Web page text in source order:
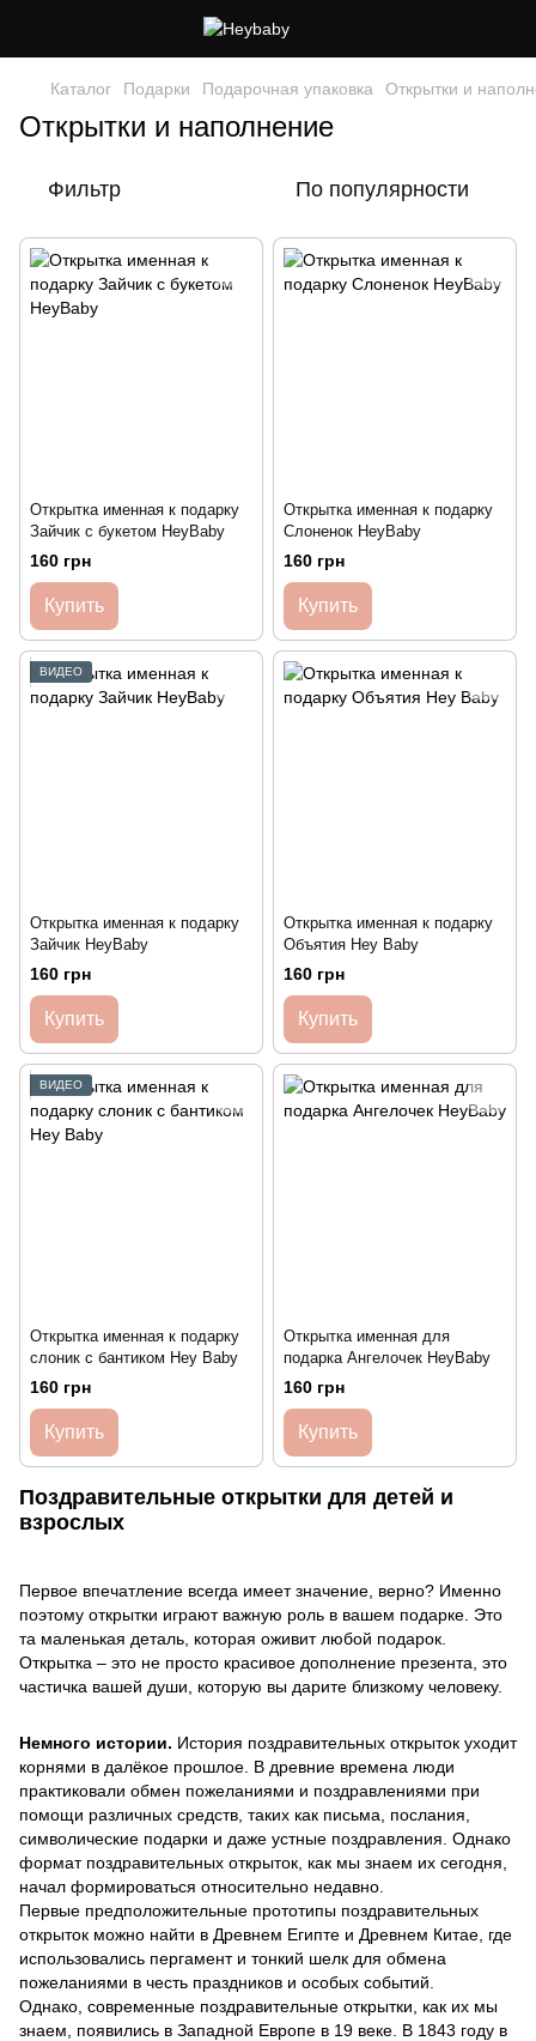
Каталог Подарки Подарочная упаковка Открытки и
Открытки и наполнение
Фильтр По популярности
Открытка именная к подарку
Зайчик с букетом HeyBaby
160 грн
Купить
Открытка именная к подарку
Слоненок HeyBaby
160 грн
Купить
ВИДЕО
Открытка именная к подарку
Зайчик HeyBaby
160 грн
Купить
Открытка именная к подарку
Объятия Hey Baby
160 грн
Купить
ВИДЕО
Открытка именная к подарку
слоник с бантиком Hey Baby
160 грн
Купить
Открытка именная для
подарка Ангелочек HeyBaby
160 грн
Купить
Поздравительные открытки для детей и
взрослых
Первое впечатление всегда имеет значение, верно? Именно
поэтому открытки играют важную роль в вашем подарке. Это
та маленькая деталь, которая оживит любой подарок.
Открытка – это не просто красивое дополнение презента, это
частичка вашей души, которую вы дарите близкому человеку.
Немного истории. История поздравительных открыток уходит
корнями в далёкое прошлое. В древние времена люди
практиковали обмен пожеланиями и поздравлениями при
помощи различных средств, таких как письма, послания,
символические подарки и даже устные поздравления. Однако
формат поздравительных открыток, как мы знаем их сегодня,
начал формироваться относительно недавно.
Первые предположительные прототипы поздравительных
открыток можно найти в Древнем Египте и Древнем Китае, где
использовались пергамент и тонкий шелк для обмена
пожеланиями в честь праздников и особых событий.
Однако, современные поздравительные открытки, как их мы
знаем, появились в Западной Европе в 19 веке. В 1843 году в